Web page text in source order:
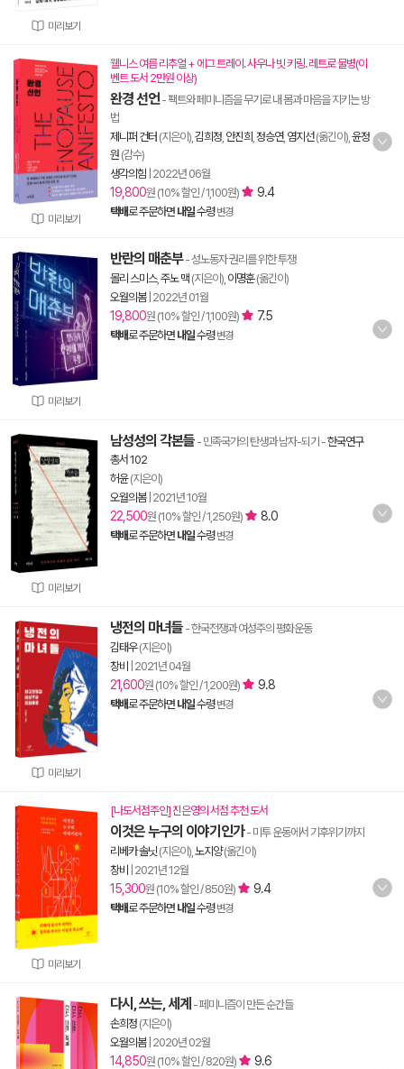
미리보기
미리보기
웰니스 여름 리추얼 + 에그 트레이. 사우나 빗 키링. 레트로 물병(이
벤트 도서 2만원 이상)
완경 선언- 팩트와 페미니즘을 무기로 내 몸과 마음을 지키는 방
법
제니퍼 건터 (지은이), 김희정 안진희 정승연, 염지선(옮긴이), 윤정
원 (감수)
생각의힘 2022년 06월
19,800원 (10% 할인 / 1,100원) 9.4
택배로 주문하면 내일수령 변경
미리보기
반란의 매춘부- 성노동자 권리를 위한 투쟁
몰리 스미스, 주노 맥 (지은이), 이명훈(옮긴이)
오월의봄| 2022년 01월
19,800원 (10% 할인 / 1,100원) 7.5
택배로 주문하면 내일수령 변경
미리보기
남성성의 각본들 - 민족국가의 탄생과 남자-되기 -한국연구
총서 102
허윤(지은이)
오월의봄| 2021년 10월
22,500원 (10% 할인 / 1,250원) 8.0
택배로 주문하면 내일수령 변경
미리보기
냉전의 마녀들 - 한국전쟁과 여성주의 평화운동
김태우(지은이)
창비
2021년 04월
21,600원 (10% 할인 / 1,200원) 9.8
택배로 주문하면 내일수령 변경
미리보기
[나도서점주인] 진은영의 서점 추천 도서
이것은 누구의 이야기인가- 미투 운동에서 기후위기까지
리베카 솔닛 (지은이), 노지양(옮긴이)
창비
2021년 12월
15,300원 (10% 할인 / 850원) 9.4
택배로 주문하면 내일수령 변경
다시, 쓰는, 세계 - 페미니즘이 만든 순간들
손희정 (지은이)
오월의봄| 2020년 02월
14,850원 (10% 할인 / 820원) 9.6